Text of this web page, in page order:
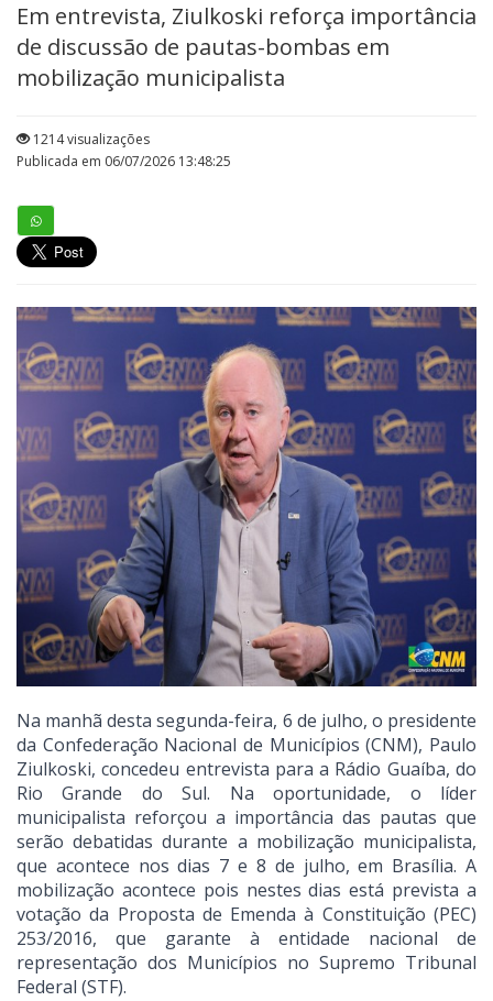
Em entrevista, Ziulkoski reforça importância
de discussão de pautas-bombas em
mobilização municipalista
1214 visualizações
Publicada em 06/07/2026 13:48:25
Na manhã desta segunda-feira, 6 de julho, o presidente
da Confederação Nacional de Municípios (CNM), Paulo
Ziulkoski, concedeu entrevista para a Rádio Guaíba, do
Rio Grande do Sul. Na oportunidade, o líder
municipalista reforçou a importância das pautas que
serão debatidas durante a mobilização municipalista,
que acontece nos dias 7 e 8 de julho, em Brasília. A
mobilização acontece pois nestes dias está prevista a
votação da Proposta de Emenda à Constituição (PEC)
253/2016, que garante à entidade nacional de
representação dos Municípios no Supremo Tribunal
Federal (STF).